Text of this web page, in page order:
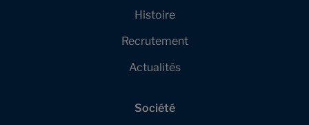
Histoire
Recrutement
Actualités
Société